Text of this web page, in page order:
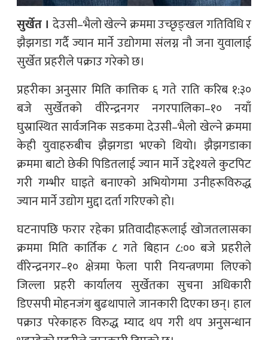
सुर्खेत । देउसी–भैलो खेल्ने क्रममा उच्छृङ्खल गतिविधि र
झैझगडा गर्दै ज्यान मार्ने उद्योगमा संलग्न नौ जना युवालाई
सुर्खेत प्रहरीले पक्राउ गरेको छ।
प्रहरीका अनुसार मिति कात्तिक ६ गते राति करिब १:३०
बजे सुर्खेतको वीरेन्द्रनगर नगरपालिका–१० नयाँ
घुस्रास्थित सार्वजनिक सडकमा देउसी–भैलो खेल्ने क्रममा
केही युवाहरुबीच झैझगडा भएको थियो। झैझगडाका
क्रममा बाटो छेकी पिडितलाई ज्यान मार्ने उद्देश्यले कुटपिट
गरी गम्भीर घाइते बनाएको अभियोगमा उनीहरूविरुद्ध
ज्यान मार्ने उद्योग मुद्दा दर्ता गरिएको हो।
घटनापछि फरार रहेका प्रतिवादीहरूलाई खोजतलासका
क्रममा मिति कार्तिक ८ गते बिहान ८:०० बजे प्रहरीले
वीरेन्द्रनगर–१० क्षेत्रमा फेला पारी नियन्त्रणमा लिएको
जिल्ला प्रहरी कार्यालय सुर्खेतका सुचना अधिकारी
डिएसपी मोहनजंग बुढथापाले जानकारी दिएका छन्। हाल
पक्राउ परेकाहरु विरुद्ध म्याद थप गरी थप अनुसन्धान